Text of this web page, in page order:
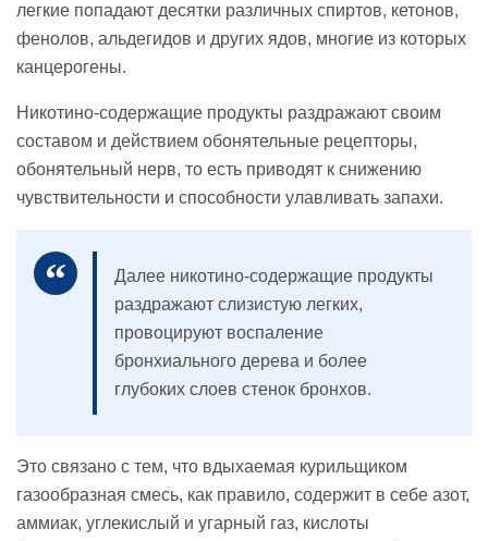
легкие попадают десятки различных спиртов, кетонов,
фенолов, альдегидов и других ядов, многие из которых
канцерогены.
Никотино-содержащие продукты раздражают своим
составом и действием обонятельные рецепторы,
обонятельный нерв, то есть приводят к снижению
чувствительности и способности улавливать запахи.
Далее никотино-содержащие продукты
раздражают слизистую легких,
провоцируют воспаление
бронхиального дерева и более
глубоких слоев стенок бронхов.
Это связано с тем, что вдыхаемая курильщиком
газообразная смесь, как правило, содержит в себе азот,
аммиак, углекислый и угарный газ, кислоты